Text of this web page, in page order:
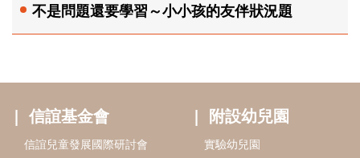
不是問題還要學習～小小孩的友伴狀況題
信誼基金會
信誼兒童發展國際研討會
附設幼兒園
實驗幼兒園